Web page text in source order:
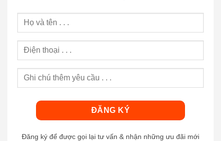
Đăng ký để được gọi lại tư vấn & nhận những ưu đãi mới